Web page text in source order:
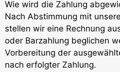
Wie wird die Zahlung
Nach Abstimmung mit
stellen wir eine Rechnung
oder Barzahlung beglichen
Vorbereitung der
nach erfolgter Zahlung.